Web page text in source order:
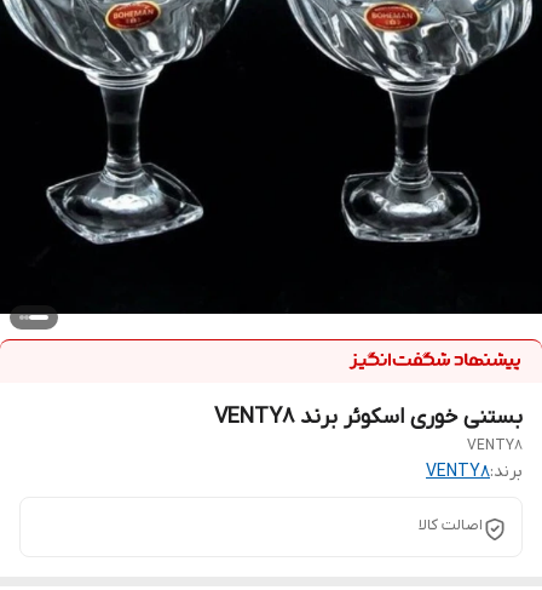
بستنی خوری اسکوئر برند VENTY8
VENTY8
برند:VENTY8
اصالت کالا